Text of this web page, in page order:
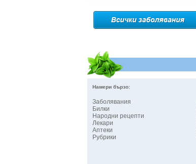
Намери бързо:
Заболявания
Билки
Народни рецепти
Лекари
Аптеки
Рубрики